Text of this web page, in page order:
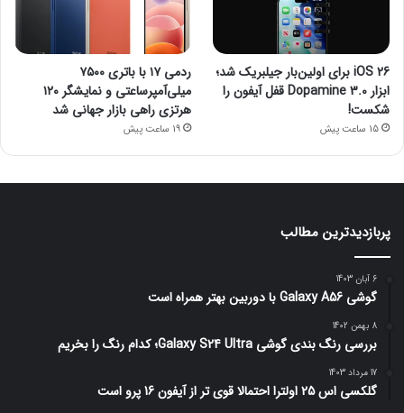
iOS 26 برای اولین‌بار جیلبریک شد؛
ابزار Dopamine 3.0 قفل آیفون را
شکست!
15 ساعت پیش
ردمی ۱۷ با باتری ۷۵۰۰
میلی‌آمپرساعتی و نمایشگر ۱۲۰
هرتزی راهی بازار جهانی شد
19 ساعت پیش
پربازدیدترین مطالب
6 آبان 1403
گوشی Galaxy A56 با دوربین بهتر همراه است
8 بهمن 1402
بررسی رنگ بندی گوشی Galaxy S24 Ultra؛ کدام رنگ را بخریم
17 مرداد 1403
گلکسی اس 25 اولترا احتمالا قوی تر از آیفون 16 پرو است